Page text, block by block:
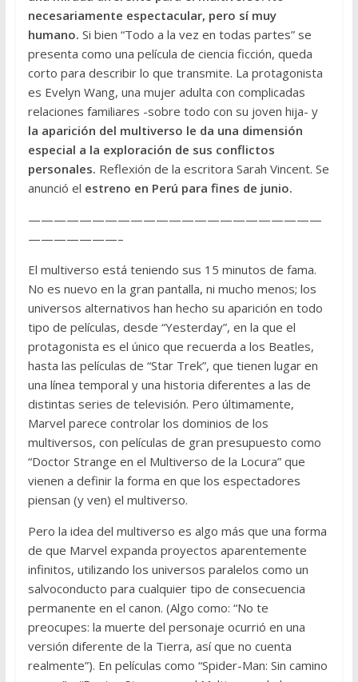
necesariamente espectacular, pero sí muy
humano. Si bien “Todo a la vez en todas partes” se
presenta como una película de ciencia ficción, queda
corto para describir lo que transmite. La protagonista
es Evelyn Wang, una mujer adulta con complicadas
relaciones familiares -sobre todo con su joven hija- y
la aparición del multiverso le da una dimensión
especial a la exploración de sus conflictos
personales. Reflexión de la escritora Sarah Vincent. Se
anunció el estreno en Perú para fines de junio.
———————————————————————
———————–
El multiverso está teniendo sus 15 minutos de fama.
No es nuevo en la gran pantalla, ni mucho menos; los
universos alternativos han hecho su aparición en todo
tipo de películas, desde “Yesterday”, en la que el
protagonista es el único que recuerda a los Beatles,
hasta las películas de “Star Trek”, que tienen lugar en
una línea temporal y una historia diferentes a las de
distintas series de televisión. Pero últimamente,
Marvel parece controlar los dominios de los
multiversos, con películas de gran presupuesto como
“Doctor Strange en el Multiverso de la Locura” que
vienen a definir la forma en que los espectadores
piensan (y ven) el multiverso.
Pero la idea del multiverso es algo más que una forma
de que Marvel expanda proyectos aparentemente
infinitos, utilizando los universos paralelos como un
salvoconducto para cualquier tipo de consecuencia
permanente en el canon. (Algo como: “No te
preocupes: la muerte del personaje ocurrió en una
versión diferente de la Tierra, así que no cuenta
realmente”). En películas como “Spider-Man: Sin camino